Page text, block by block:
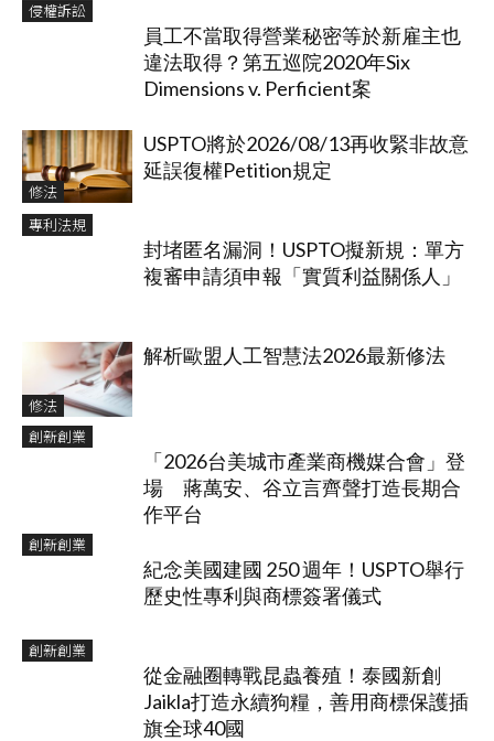
侵權訴訟
員工不當取得營業秘密等於新雇主也
違法取得？第五巡院2020年Six
Dimensions v. Perficient案
修法
USPTO將於2026/08/13再收緊非故意
延誤復權Petition規定
專利法規
封堵匿名漏洞！USPTO擬新規：單方
複審申請須申報「實質利益關係人」
修法
解析歐盟人工智慧法2026最新修法
創新創業
「2026台美城市產業商機媒合會」登
場 蔣萬安、谷立言齊聲打造長期合
作平台
創新創業
紀念美國建國 250 週年！USPTO舉行
歷史性專利與商標簽署儀式
創新創業
從金融圈轉戰昆蟲養殖！泰國新創
Jaikla打造永續狗糧，善用商標保護插
旗全球40國